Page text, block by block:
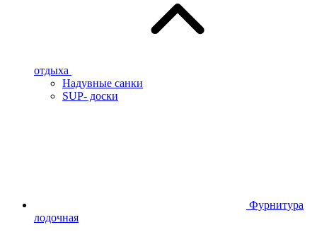
отдыха
Надувные санки
SUP- доски
Фурнитура
лодочная